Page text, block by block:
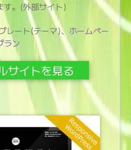
す。(外部サイト)
レート(テーマ)、 ホームペー
ラン
サイトを見る